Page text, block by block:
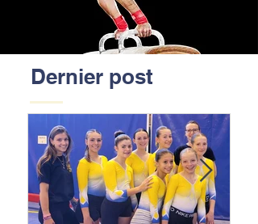
Dernier post